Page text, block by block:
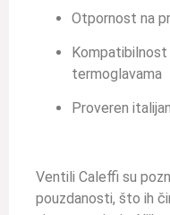
Otpornost na
Kompatibilnost
termoglavama
Proveren
Ventili Caleffi su
pouzdanosti, što ih